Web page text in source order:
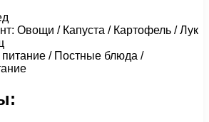
Овощи / Капуста / Картофель / Лук
питание / Постные блюда /